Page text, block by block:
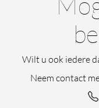
Wilt u ook iedere
Neem contact